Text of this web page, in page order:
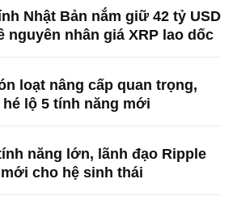
Nhật Bản nắm giữ 42 tỷ USD
nguyên nhân giá XRP lao dốc
loạt nâng cấp quan trọng,
lộ 5 tính năng mới
năng lớn, lãnh đạo Ripple
cho hệ sinh thái